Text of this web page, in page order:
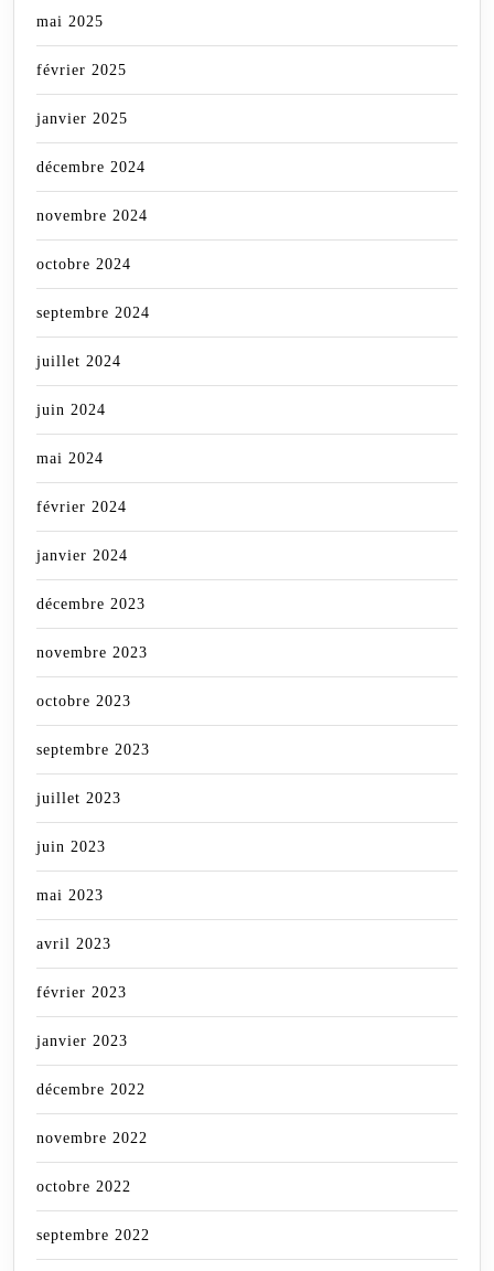
mai 2025
février 2025
janvier 2025
décembre 2024
novembre 2024
octobre 2024
septembre 2024
juillet 2024
juin 2024
mai 2024
février 2024
janvier 2024
décembre 2023
novembre 2023
octobre 2023
septembre 2023
juillet 2023
juin 2023
mai 2023
avril 2023
février 2023
janvier 2023
décembre 2022
novembre 2022
octobre 2022
septembre 2022